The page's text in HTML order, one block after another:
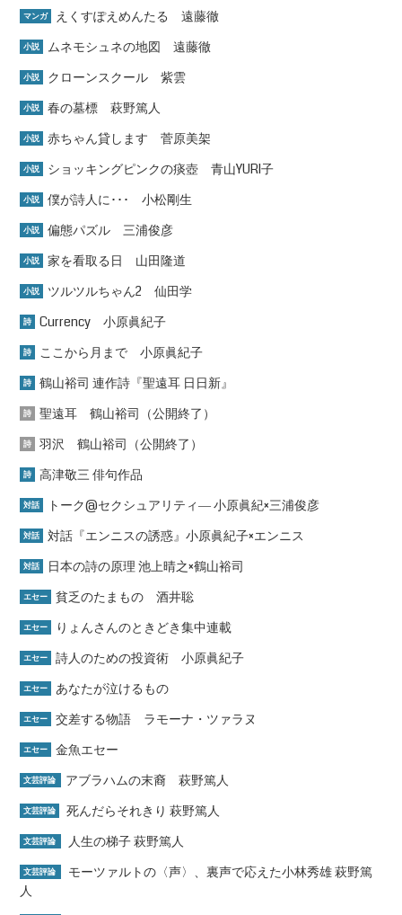
マンガ えくすぽえめんたる 遠藤徹
小説 ムネモシュネの地図 遠藤徹
小説 クローンスクール 紫雲
小説 春の墓標 萩野篤人
小説 赤ちゃん貸します 菅原美架
小説 ショッキングピンクの痰壺 青山YURI子
小説 僕が詩人に･･･ 小松剛生
小説 偏態パズル 三浦俊彦
小説 家を看取る日 山田隆道
小説 ツルツルちゃん2 仙田学
詩 Currency 小原眞紀子
詩 ここから月まで 小原眞紀子
詩 鶴山裕司 連作詩『聖遠耳 日日新』
詩 聖遠耳 鶴山裕司（公開終了）
詩 羽沢 鶴山裕司（公開終了）
詩 高津敬三 俳句作品
対話 トーク@セクシュアリティ― 小原眞紀×三浦俊彦
対話 対話『エンニスの誘惑』小原眞紀子×エンニス
対話 日本の詩の原理 池上晴之×鶴山裕司
エセー 貧乏のたまもの 酒井聡
エセー りょんさんのときどき集中連載
エセー 詩人のための投資術 小原眞紀子
エセー あなたが泣けるもの
エセー 交差する物語 ラモーナ・ツァラヌ
エセー 金魚エセー
文芸評論 アブラハムの末裔 萩野篤人
文芸評論 死んだらそれきり 萩野篤人
文芸評論 人生の梯子 萩野篤人
文芸評論
モーツァルトの〈声〉、裏声で応えた小林秀雄 萩野篤
人